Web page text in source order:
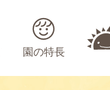
園の特長